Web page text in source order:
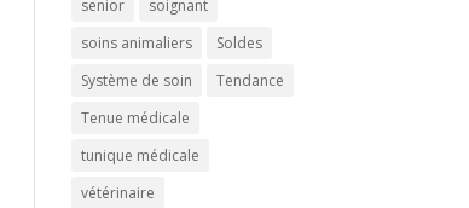
senior
soignant
soins animaliers
Soldes
Système de soin
Tendance
Tenue médicale
tunique médicale
vétérinaire